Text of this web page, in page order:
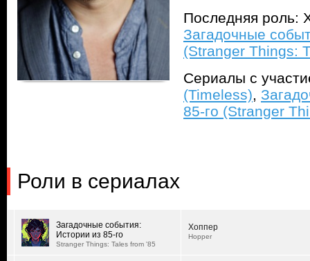
Последняя роль:
Загадочные
(Stranger Things:
Сериалы с
(Timeless),
85-го (Stranger
Роли в сериалах
Загадочные события:
Истории из 85-го
Stranger Things: Tales from '85
Хоппер
Hopper